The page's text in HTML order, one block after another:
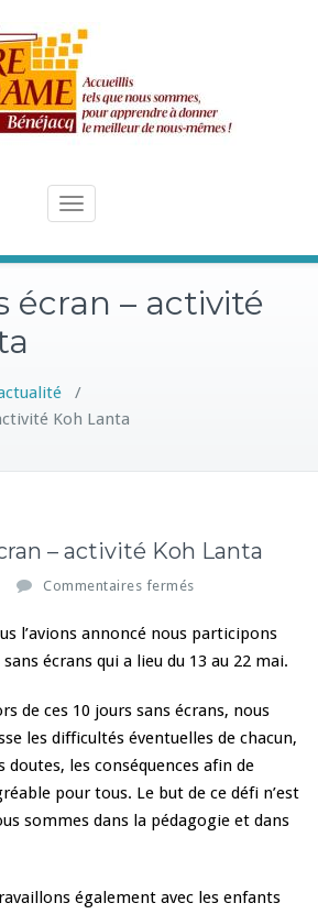
Toggle
écran – activité
/
Koh Lanta
– activité Koh Lanta
Commentaires fermés
r
é
i
s
a
s
é
a
l’avions annoncé nous participons
écrans qui a lieu du 13 au 22 mai.
de ces 10 jours sans écrans, nous
les difficultés éventuelles de chacun,
doutes, les conséquences afin de
pour tous. Le but de ce défi n’est
sommes dans la pédagogie et dans
également avec les enfants